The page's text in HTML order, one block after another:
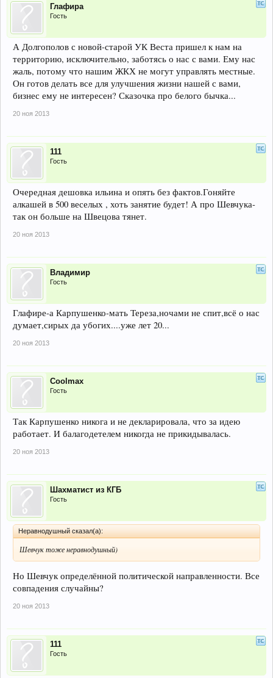
Глафира
Гость
А Долгополов с новой-старой УК Веста пришел к нам на
территорию, исключительно, заботясь о нас с вами. Ему нас
жаль, потому что нашим ЖКХ не могут управлять местные.
Он готов делать все для улучшения жизни нашей с вами,
бизнес ему не интересен? Сказочка про белого бычка...
20 ноя 2013
111
Гость
Очередная дешовка ильина и опять без фактов.Гоняйте
алкашей в 500 веселых , хоть занятие будет! А про Шевчука-
так он больше на Швецова тянет.
20 ноя 2013
Владимир
Гость
Глафире-а Карпушенко-мать Тереза,ночами не спит,всё о нас
думает,сирых да убогих....уже лет 20...
20 ноя 2013
Coolmax
Гость
Так Карпушенко никога и не декларировала, что за идею
работает. И балагодетелем никогда не прикидывалась.
20 ноя 2013
Шахматист из КГБ
Гость
Неравнодушный сказал(а):
Шевчук тоже неравнодушный)
Но Шевчук определённой политической направленности. Все
совпадения случайны?
20 ноя 2013
111
Гость